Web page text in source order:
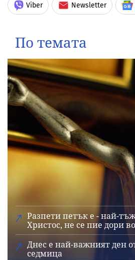
Viber Newsletter
По темата
Разпети петък е - най-
Христос, не се пие дори
Днес е най-важният ден
седмица